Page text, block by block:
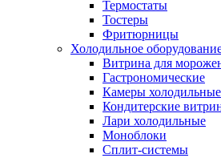
Термостаты
Тостеры
Фритюрницы
Холодильное
Витрина для
Гастрономические
Камеры холодильные
Кондитерские
Лари холодильные
Моноблоки
Сплит-системы